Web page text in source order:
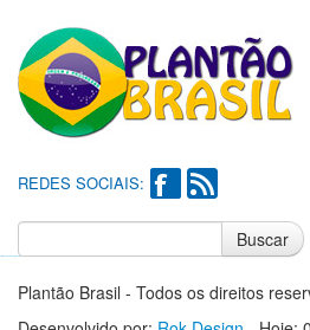
REDES SOCIAIS:
Buscar
Plantão Brasil - Todos os direitos